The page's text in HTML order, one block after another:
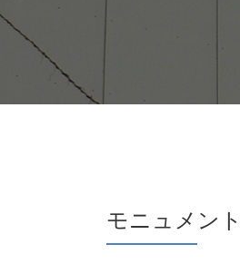
モニュメント